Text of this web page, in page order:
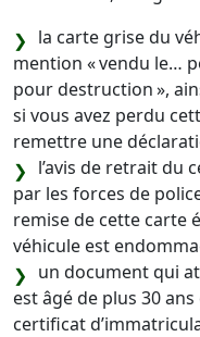
la carte grise du
mention « vendu le…
pour destruction »,
si vous avez perdu
remettre une
l’avis de retrait du
par les forces de
remise de cette carte
véhicule est
un document qui
est âgé de plus 30
certificat